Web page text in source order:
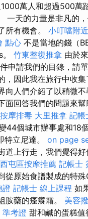
萬人和超過500萬
一天的力量是非凡的
所有機會。 小叮噹附
點心 不是當地的錢（
竹東整復推拿 由於
申請我們的目錄，請
，因此我在旅行中收
向人們介紹了以稍微
面回答我們的問題來
摩排毒 大里推拿 記帳
44個城市辦事處和18
立尼達。 on page
道上行走，我們覺得好
屯區按摩推薦 記帳士
從原始食譜製成的特
證 記帳士 線上課程 如
胺藥的瘙癢霜。 美容
準考證 甜和鹹的蛋糕值